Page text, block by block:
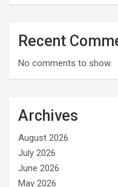
Recent
No comments to show.
Archives
August 2026
July 2026
June 2026
May 2026